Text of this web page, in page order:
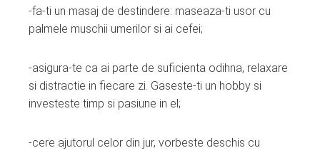
-fa-ti un masaj de destindere: maseaza-ti usor cu
palmele muschii umerilor si ai cefei;
-asigura-te ca ai parte de suficienta odihna, relaxare
si distractie in fiecare zi. Gaseste-ti un hobby si
investeste timp si pasiune in el;
-cere ajutorul celor din jur, vorbeste deschis cu